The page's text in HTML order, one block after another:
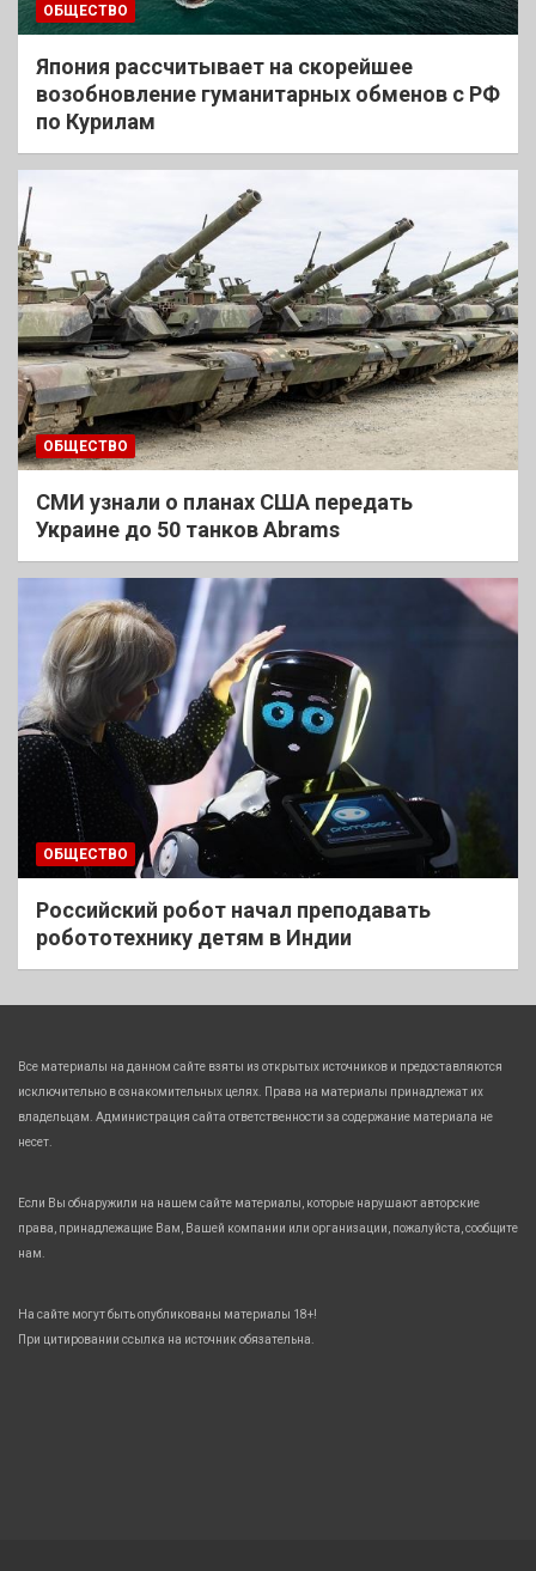
ОБЩЕСТВО
Япония рассчитывает на скорейшее
возобновление гуманитарных обменов с РФ
по Курилам
ОБЩЕСТВО
СМИ узнали о планах США передать
Украине до 50 танков Abrams
ОБЩЕСТВО
Российский робот начал преподавать
робототехнику детям в Индии
Все материалы на данном сайте взяты из открытых источников и предоставляются
исключительно в ознакомительных целях. Права на материалы принадлежат их
владельцам. Администрация сайта ответственности за содержание материала не
несет.
Если Вы обнаружили на нашем сайте материалы, которые нарушают авторские
права, принадлежащие Вам, Вашей компании или организации, пожалуйста, сообщите
нам.
На сайте могут быть опубликованы материалы 18+!
При цитировании ссылка на источник обязательна.